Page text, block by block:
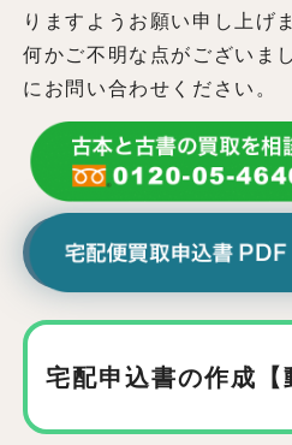
りますようお願い申し上げ
何かご不明な点がございま
にお問い合わせください。
宅配申込書の作成【